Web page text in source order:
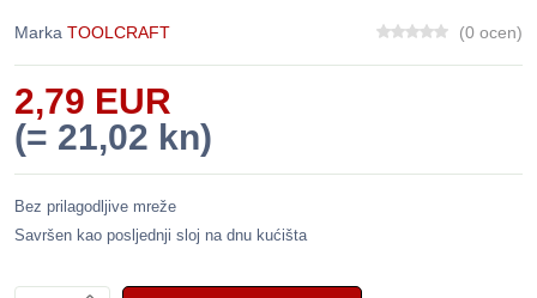
Marka TOOLCRAFT (0 ocen)
2,79 EUR
(= 21,02 kn)
Bez prilagodljive mreže
Savršen kao posljednji sloj na dnu kućišta